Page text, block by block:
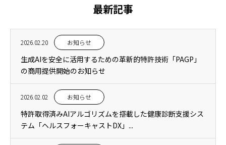
最新記事
2026.02.20 お知らせ
生成AIを安全に活用するための革新的特許技術「PAGP」
の商用提供開始のお知らせ
2026.02.02 お知らせ
特許取得済みAIアルゴリズムを搭載した健康診断支援シス
テム「ヘルスフォーキャストDX」...